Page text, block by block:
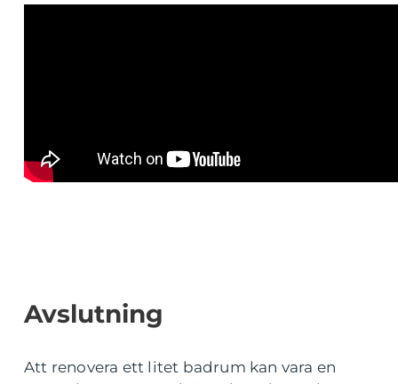
Avslutning
Att renovera ett litet badrum kan vara en